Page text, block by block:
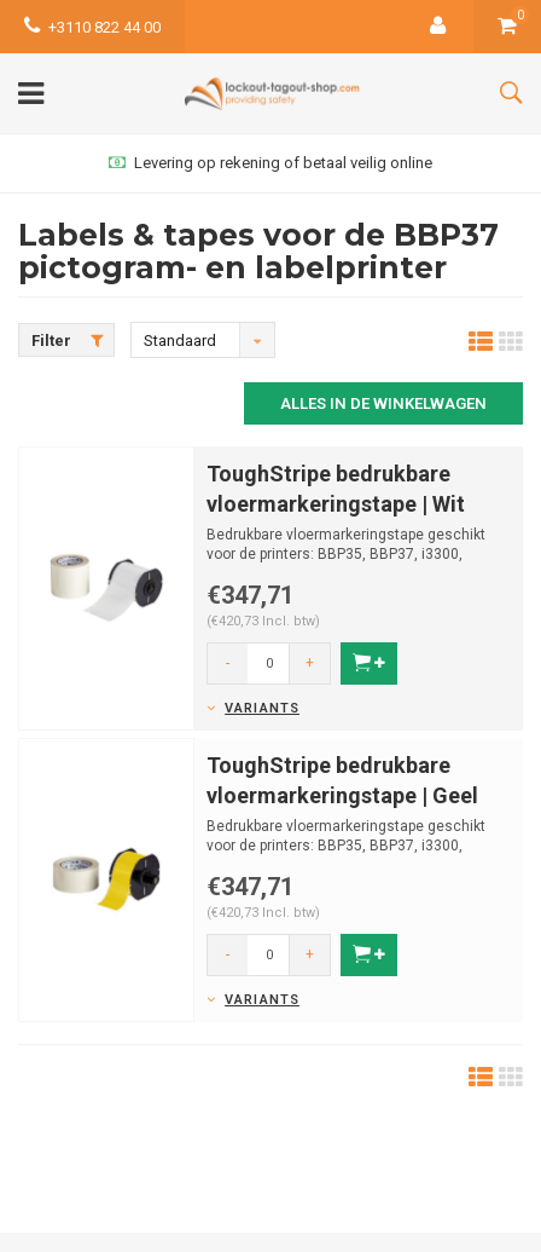
+3110 822 44 00
0
Levering op rekening of betaal veilig online
Labels & tapes voor de BBP37
pictogram- en labelprinter
Filter Standaard
ALLES IN DE WINKELWAGEN
ToughStripe bedrukbare
vloermarkeringstape | Wit
Bedrukbare vloermarkeringstape geschikt
voor de printers: BBP35, BBP37, i3300,
€347,71
(€420,73 Incl. btw)
- +
VARIANTS
ToughStripe bedrukbare
vloermarkeringstape | Geel
Bedrukbare vloermarkeringstape geschikt
voor de printers: BBP35, BBP37, i3300,
€347,71
(€420,73 Incl. btw)
- +
VARIANTS